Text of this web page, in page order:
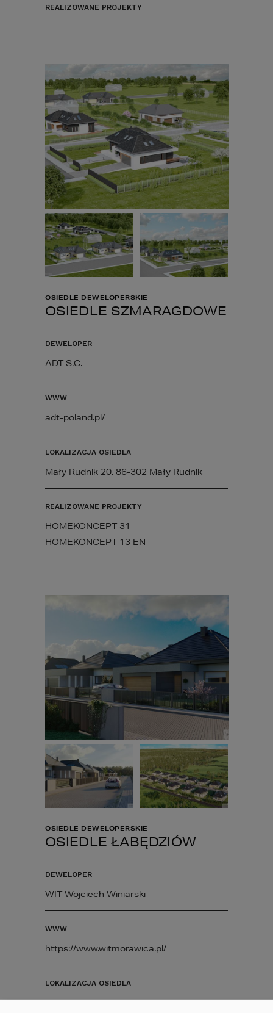
REALIZOWANE PROJEKTY
OSIEDLE DEWELOPERSKIE
OSIEDLE SZMARAGDOWE
DEWELOPER
ADT S.C.
WWW
adt-poland.pl/
LOKALIZACJA OSIEDLA
Mały Rudnik 20, 86-302 Mały Rudnik
REALIZOWANE PROJEKTY
HOMEKONCEPT 31
HOMEKONCEPT 13 EN
OSIEDLE DEWELOPERSKIE
OSIEDLE ŁABĘDZIÓW
DEWELOPER
WIT Wojciech Winiarski
WWW
https://www.witmorawica.pl/
LOKALIZACJA OSIEDLA
ul. Pińczowska 5, 26-026 Morawica